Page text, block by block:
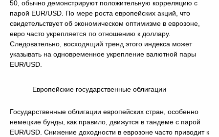
50, обычно демонстрируют положительную корреляцию с
парой EUR/USD. По мере роста европейских акций, что
свидетельствует об экономическом оптимизме в еврозоне,
евро часто укрепляется по отношению к доллару.
Следовательно, восходящий тренд этого индекса может
указывать на одновременное укрепление валютной пары
EUR/USD.
Европейские государственные облигации
Государственные облигации европейских стран, особенно
немецкие бунды, как правило, движутся в тандеме с парой
EUR/USD. Снижение доходности в еврозоне часто приводит к